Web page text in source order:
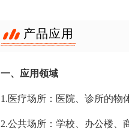
产品应用
一、应用领域
1.医疗场所：医院、诊所的物
2.公共场所：学校、办公楼、